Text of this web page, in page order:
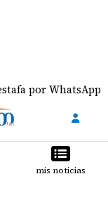
WhatsApp
mis noticias